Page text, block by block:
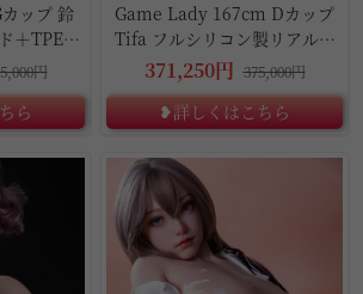
ップ 鈴
＋TPE製
円
ら
Game Lady 167cm Dカップ
Tifa フルシリコン製リアルド
ール
371,250円 375,000円
❥詳しくはこちら
10%OFF